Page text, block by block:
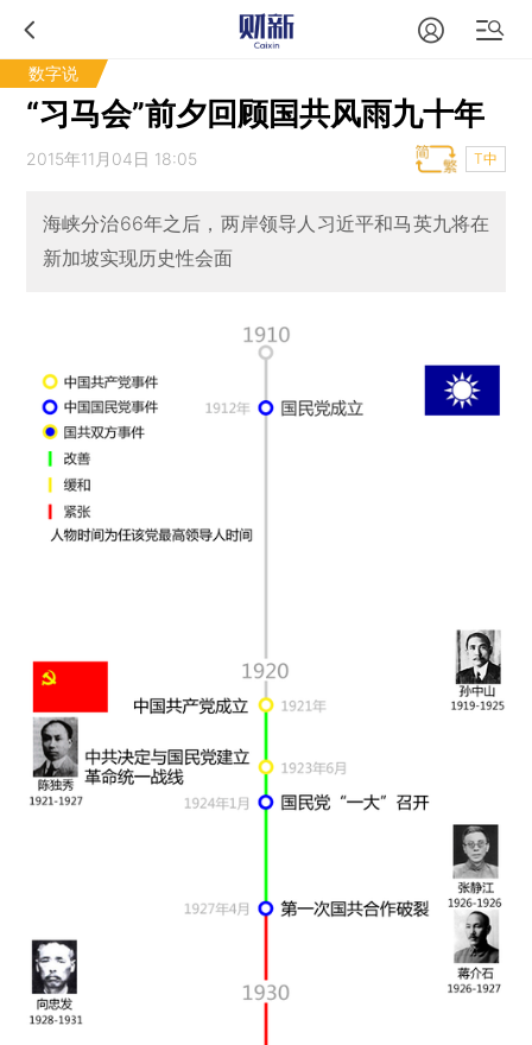
数字说
“习马会”前夕回顾国共风雨九十年
2015年11月04日 18:05 T中
海峡分治66年之后，两岸领导人习近平和马英九将在
新加坡实现历史性会面